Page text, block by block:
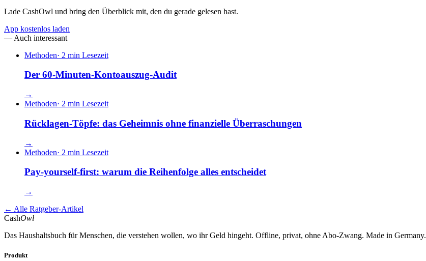
Lade CashOwl und bring den Überblick mit, den du gerade gelesen hast.
App kostenlos laden
— Auch interessant
Methoden· 2 min Lesezeit
Der 60-Minuten-Kontoauszug-Audit
→
Methoden· 2 min Lesezeit
Rücklagen-Töpfe: das Geheimnis ohne finanzielle Überraschungen
→
Methoden· 2 min Lesezeit
Pay-yourself-first: warum die Reihenfolge alles entscheidet
→
← Alle Ratgeber-Artikel
CashOwl
Das Haushaltsbuch für Menschen, die verstehen wollen, wo ihr Geld hingeht. Offline, privat, ohne Abo-Zwang. Made in Germany.
Produkt